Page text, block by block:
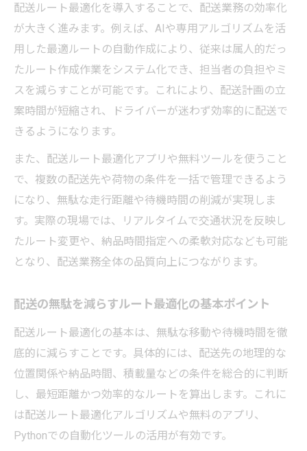
配送の効率を上げる無料最適化アプリの特
徴
配送ルート自動化に役立つ無料ツールの選
び方
ント
AIで変わる配送効率とルート最適化の最新動向
配送現場で注目されるAI最適化ツールの実
AIで変わる配送ルート最適化の最新トレン
配送ルートAI最適化が生む業務効率化の事
例
最適な配送ルート作成なら業務時間とコストを
削減できる
配送ルート最適化を導入することで、配送業務の効率化
が大きく進みます。例えば、AIや専用アルゴリズムを活
用した最適ルートの自動作成により、従来は属人的だっ
たルート作成作業をシステム化でき、担当者の負担やミ
スを減らすことが可能です。これにより、配送計画の立
案時間が短縮され、ドライバーが迷わず効率的に配送で
きるようになります。
また、配送ルート最適化アプリや無料ツールを使うこと
で、複数の配送先や荷物の条件を一括で管理できるよう
になり、無駄な走行距離や待機時間の削減が実現しま
す。実際の現場では、リアルタイムで交通状況を反映し
たルート変更や、納品時間指定への柔軟対応なども可能
となり、配送業務全体の品質向上につながります。
配送の無駄を減らすルート最適化の基本ポイント
配送ルート最適化の基本は、無駄な移動や待機時間を徹
底的に減らすことです。具体的には、配送先の地理的な
位置関係や納品時間、積載量などの条件を総合的に判断
し、最短距離かつ効率的なルートを算出します。これに
は配送ルート最適化アルゴリズムや無料のアプリ、
Pythonでの自動化ツールの活用が有効です。